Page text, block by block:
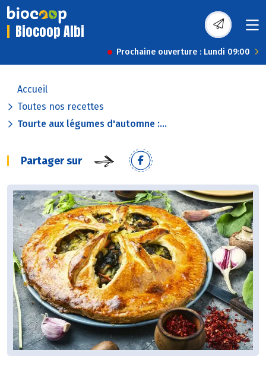
Biocoop Albi
Prochaine ouverture : Lundi 09:00
Accueil
Toutes nos recettes
Tourte aux légumes d'automne :...
Partager sur